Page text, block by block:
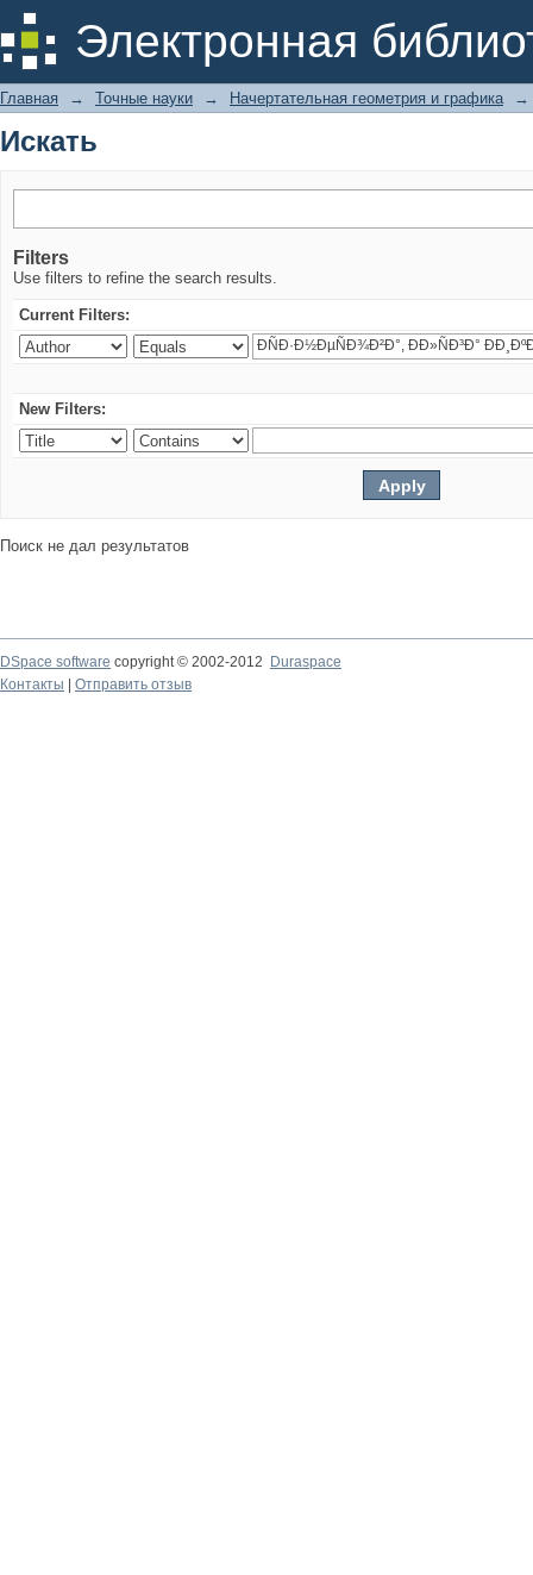
Электронная
Искать
Главная → Точные науки → Начертательная геометрия и графика →
Искать
Filters
Use filters to refine the search results.
Current Filters:
New Filters:
Поиск не дал результатов
DSpace software copyright © 2002-2012
Duraspace
Контакты
Отправить отзыв